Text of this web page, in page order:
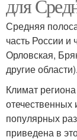
для
Средняя
часть России и
Орловская,
другие области).
Климат
популярных
приведена в